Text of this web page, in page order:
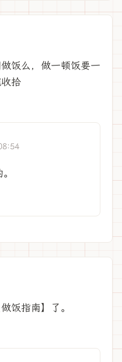
饭么，做一顿饭要一
拾
饭指南】了。